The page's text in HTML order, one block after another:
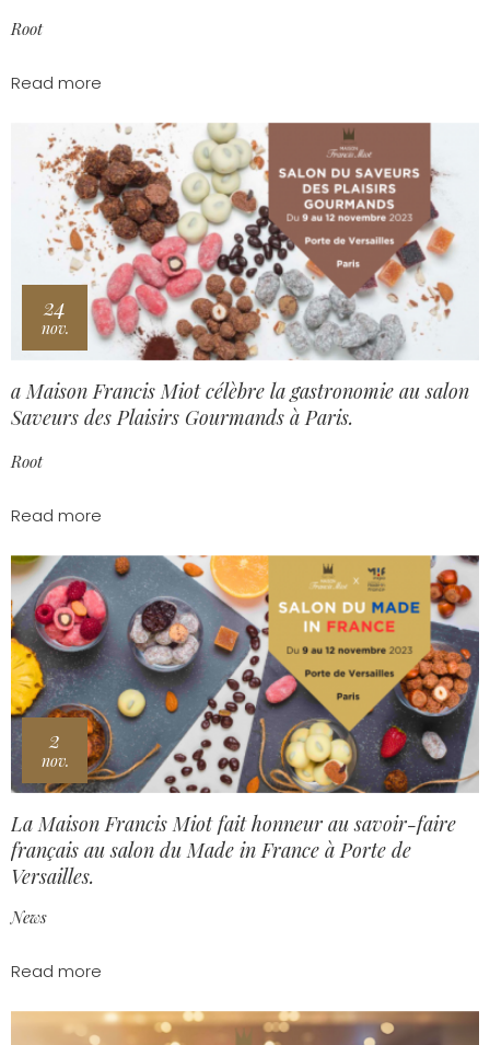
Root
Read more
24
nov.
a Maison Francis Miot célèbre la gastronomie au salon
Saveurs des Plaisirs Gourmands à Paris.
Root
Read more
2
nov.
La Maison Francis Miot fait honneur au savoir-faire
français au salon du Made in France à Porte de
Versailles.
News
Read more